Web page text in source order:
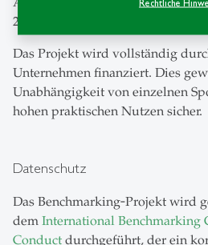
Rechtliche
2023 offiziell eingeführt.
Das Projekt wird vollständig
Unternehmen finanziert. Dies
Unabhängigkeit von einzelnen
hohen praktischen Nutzen sicher.
Datenschutz
Das Benchmarking‑Projekt wird
dem International Benchmarking
Conduct durchgeführt, der ein